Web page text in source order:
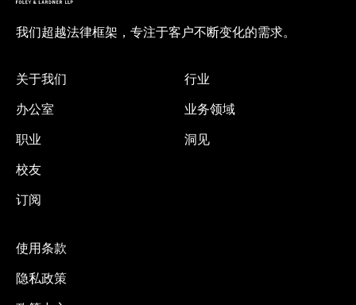
我们超越法律框架，专注于客户不断变化的需求。
关于我们
办公室
职业
校友
订阅
行业
业务领域
洞见
使用条款
隐私政策